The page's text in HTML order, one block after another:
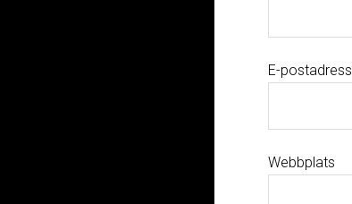
E-postadress
Webbplats